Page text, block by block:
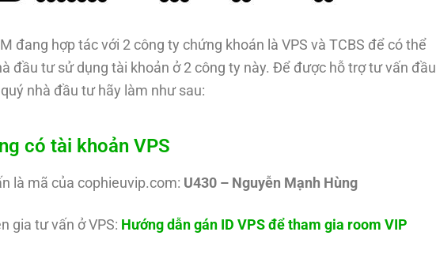
đang hợp tác với 2 công ty chứng khoán là VPS và TCBS để có thể
đầu tư sử dụng tài khoản ở 2 công ty này. Để được hỗ trợ tư vấn đầu
nhà đầu tư hãy làm như sau:
có tài khoản VPS
là mã của cophieuvip.com: U430 – Nguyễn Mạnh Hùng
gia tư vấn ở VPS: Hướng dẫn gán ID VPS để tham gia room VIP